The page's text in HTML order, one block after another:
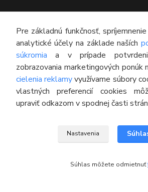
KONTAKT
Technický poradca
0948 609 608
(Po-Pia, 8:00-16:30)
Pre základnú funkčnosť,
analytické účely na základe naších
súkromia a v prípade
zobrazovania marketingových ponúk
cielenia reklamyvyužívame súbory
vlastných preferencií cookies
upraviť odkazom v spodnej časti
Nastavenia
Súhlas môžete odmietnuť